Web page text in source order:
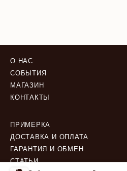
О НАС
СОБЫТИЯ
МАГАЗИН
КОНТАКТЫ
ПРИМЕРКА
ДОСТАВКА И ОПЛАТА
ГАРАНТИЯ И ОБМЕН
СТАТЬИ